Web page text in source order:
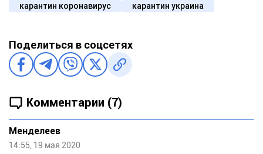
карантин коронавирус
карантин украина
Поделиться в соцсетях
Комментарии (7)
Meндeлeeв
14:55, 19 мая 2020